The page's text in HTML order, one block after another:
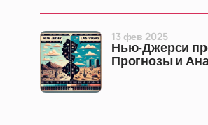
Нью-Джерси
Прогнозы и
13 фев 2025